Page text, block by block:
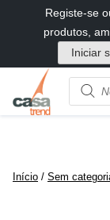
diretamente
conteúdo
Registe-se
produtos,
Iniciar
Product
name
Início / Sem